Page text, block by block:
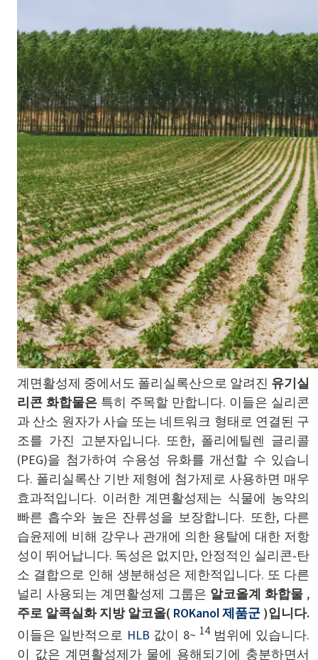
계면활성제 중에서도 폴리실록산으로 알려진 유기실
리콘 화합물은 특히 주목할 만합니다. 이들은 실리콘
과 산소 원자가 사슬 또는 네트워크 형태로 연결된 구
조를 가진 고분자입니다. 또한, 폴리에틸렌 글리콜
(PEG)을 첨가하여 수용성 유화를 개선할 수 있습니
다. 폴리실록산 기반 제형에 첨가제로 사용하면 매우
효과적입니다. 이러한 계면활성제는 식물에 농약의
빠른 흡수와 높은 잔류성을 보장합니다. 또한, 다른
습윤제에 비해 강우나 관개에 의한 용탈에 대한 저항
성이 뛰어납니다. 독성은 없지만, 안정적인 실리콘-탄
소 결합으로 인해 생분해성은 제한적입니다. 또 다른
널리 사용되는 계면활성제 그룹은 알코올계 화합물 ,
주로 알콕실화 지방 알코올( ROKanol 제품군 )입니다.
이들은 일반적으로 HLB 값이 8~ 14범위에 있습니다.
이 값은 계면활성제가 물에 용해되기에 충분하면서